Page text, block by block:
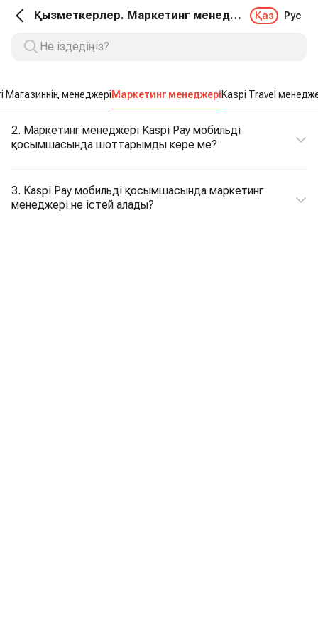
Қызметкерлер. Маркетинг менеджері Қаз Рус
Магазиннің менеджеріМаркетинг менеджеріKaspi Travel
2. Маркетинг менеджері Kaspi Pay мобильді
қосымшасында шоттарымды көре ме?
3. Kaspi Pay мобильді қосымшасында маркетинг
менеджері не істей алады?